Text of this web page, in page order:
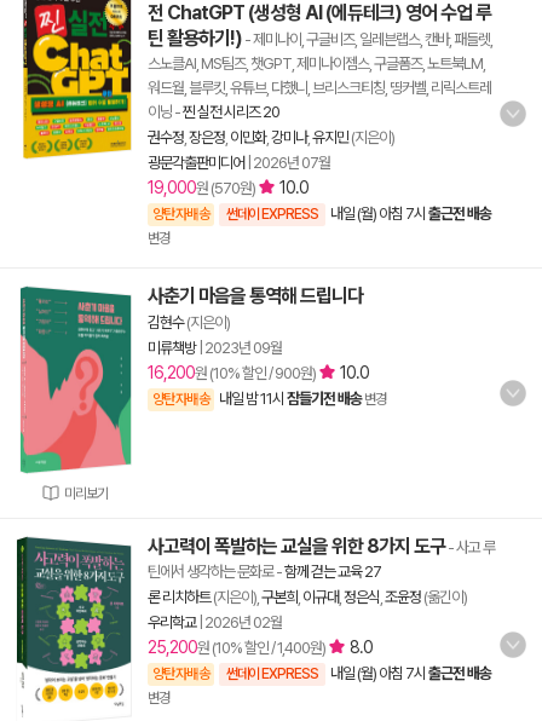
전 ChatGPT (생성형 AI (에듀테크) 영어 수업 루
틴 활용하기!) - 제미나이, 구글비즈, 일레븐랩스, 캔바, 패들렛,
스노클AI, MS팀즈, 챗GPT, 제미나이젬스, 구글폼즈, 노트북LM,
워드월, 블루킷, 유튜브, 다했니, 브리스크티칭, 띵커벨, 리릭스트레
이닝 -찐 실전 시리즈 20
권수정 장은정 이민화, 강미나,유지민(지은이)
광문각출판미디어 2026년 07월
19,000원 (570원) 10.0
양탄자배송 썬데이 EXPRESS 내일 (월) 아침 7시 출근전 배송
변경
미리보기
사춘기 마음을 통역해 드립니다
김현수(지은이)
미류책방| 2023년 09월
16,200원 (10% 할인 / 900원) 10.0
양탄자배송 내일 밤 11시 잠들기전 배송 변경
사고력이 폭발하는 교실을 위한 8가지 도구- 사고 루
틴에서 생각하는 문화로-함께 걷는 교육 27
론 리치하트(지은이), 구본희 이규대 정은식 조윤정 (옮긴이)
우리학교| 2026년 02월
25,200원 (10% 할인 / 1,400원) 8.0
양탄자배송 썬데이 EXPRESS 내일 (월) 아침 7시 출근전 배송
변경